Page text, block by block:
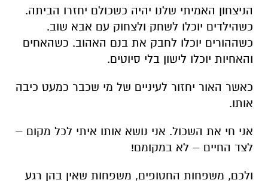
הניצחון האמיתי שלנו יהיה כשכולם יחזרו הביתה.
כשהילדים יוכלו לשחק ולצחוק עם אבא שוב.
כשההורים יוכלו לחבק את בנם האהוב. כשהאחים
והאחיות יוכלו לישון בלי סיוטים.
כאשר האור יחזור לעיניים של מי שכבר כמעט כיבה
אותו.
אני חי את השכול. אני נושא אותו איתי לכל מקום –
לצד החיים – לא במקומם!
ולכם, משפחות החטופים, משפחות שאין בהן רגע